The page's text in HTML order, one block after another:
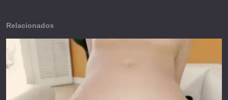
Relacionados